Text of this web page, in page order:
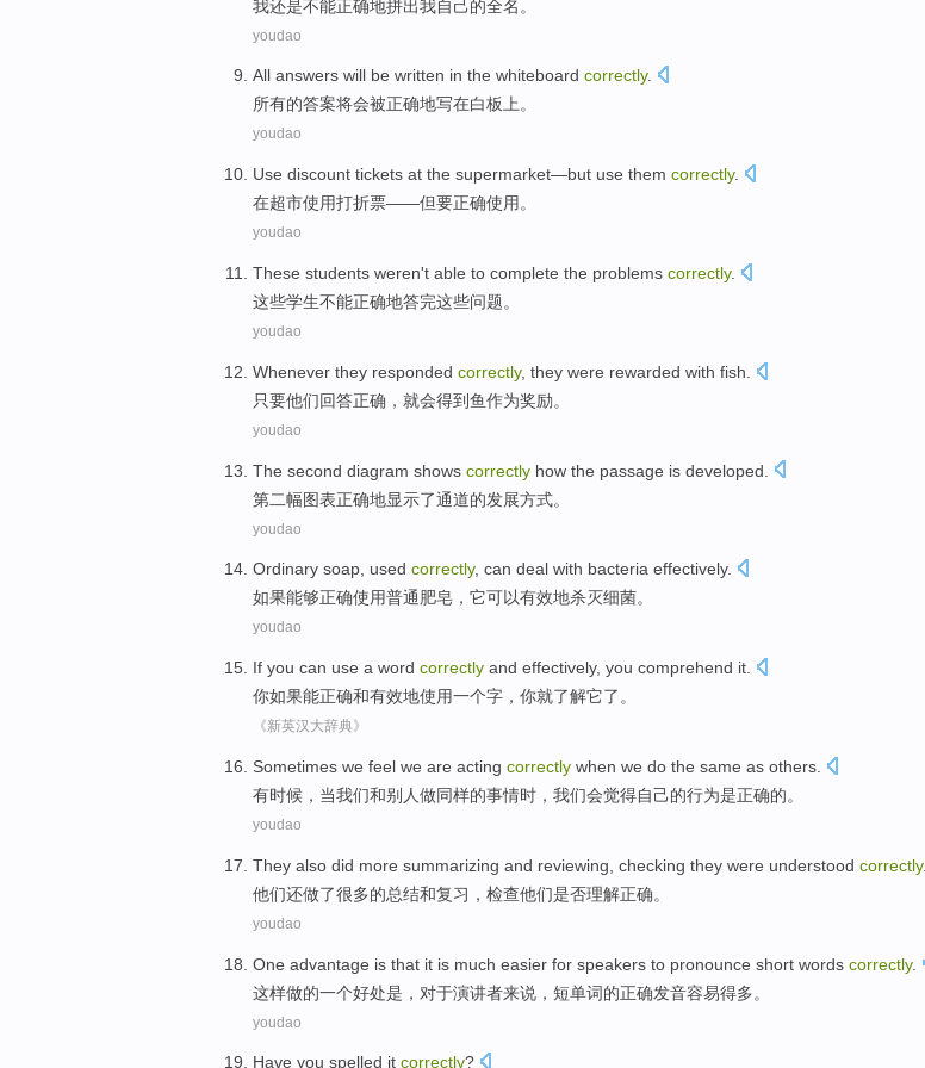
我还是不能正确地拼出我自己的全名 。
youdao
All answers will be written in the whiteboard correctly.
所有的答案将会被正确地写在白板上。
youdao
Use discount tickets at the supermarket—but use them correctly.
在超市使用打折票——但要正确使用。
youdao
These students weren't able to complete the problems correctly.
这些学生不能正确地答完这些问题。
youdao
Whenever they responded correctly, they were rewarded with fish
只要他们回答正确 ， 就会得到鱼作为奖励。
youdao
The second diagram shows correctly how the passage is developed
第二幅图表正确地显示了通道的发展方式。
youdao
Ordinary soap, used correctly, can deal with bacteria effectively.
如果能够正确使用普通肥皂 ，它可以有效地杀灭细菌。
youdao
If you can use a word correctly and effectively, you comprehend it
你如果能正确和有效地使用一个字 ，你就了解它了。
《新英汉大辞典》
Sometimes we feel we are acting correctly when we do the same as others
有时候 ， 当我们和别人做同样的事情时，我们会觉得自己的行为是正确的。
youdao
They also did more summarizing and reviewing checking they were understood correctly.
他们还做了很多的总结和复习 ， 检查他们是否理解正确。
youdao
One advantage is that it is much easier for speakers to pronounce short words correctly.
这样做的一个好处是 ， 对于演讲者来说， 短单词的正确发音容易得多。
youdao
Have you spelled it correctly?